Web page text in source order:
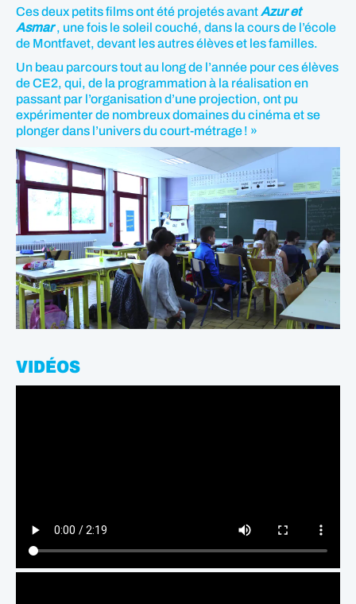
Ces deux petits films ont été projetés avantAzur et
Asmar , une fois le soleil couché, dans la cours de l’école
de Montfavet, devant les autres élèves et les familles.
Un beau parcours tout au long de l’année pour ces élèves
de CE2, qui, de la programmation à la réalisation en
passant par l’organisation d’une projection, ont pu
expérimenter de nombreux domaines du cinéma et se
plonger dans l’univers du court-métrage ! »
VIDÉOS